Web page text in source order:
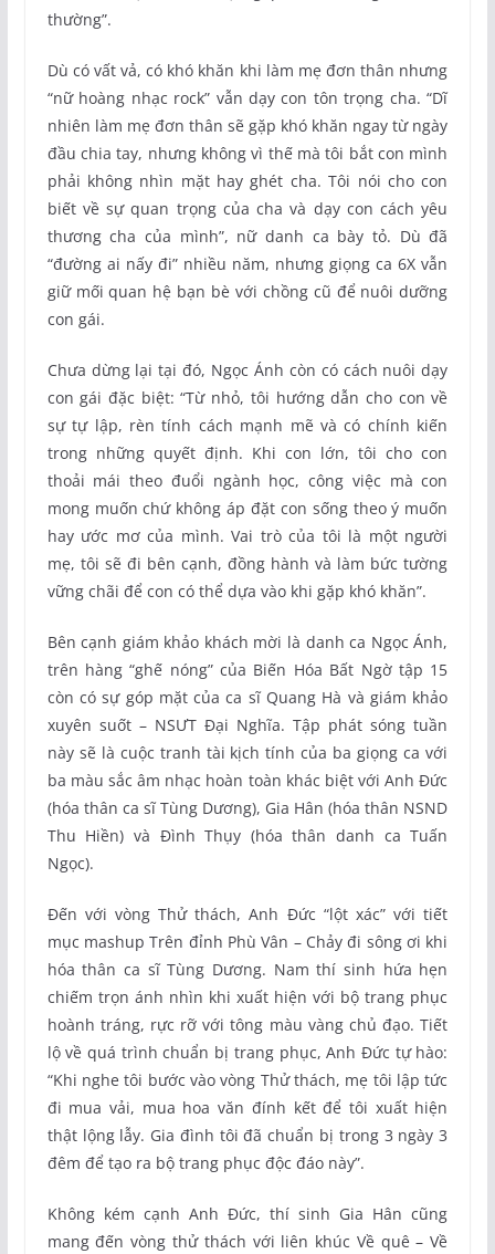
thường”.
Dù có vất vả, có khó khăn khi làm mẹ đơn thân nhưng
“nữ hoàng nhạc rock” vẫn dạy con tôn trọng cha. “Dĩ
nhiên làm mẹ đơn thân sẽ gặp khó khăn ngay từ ngày
đầu chia tay, nhưng không vì thế mà tôi bắt con mình
phải không nhìn mặt hay ghét cha. Tôi nói cho con
biết về sự quan trọng của cha và dạy con cách yêu
thương cha của mình”, nữ danh ca bày tỏ. Dù đã
“đường ai nấy đi” nhiều năm, nhưng giọng ca 6X vẫn
giữ mối quan hệ bạn bè với chồng cũ để nuôi dưỡng
con gái.
Chưa dừng lại tại đó, Ngọc Ánh còn có cách nuôi dạy
con gái đặc biệt: “Từ nhỏ, tôi hướng dẫn cho con về
sự tự lập, rèn tính cách mạnh mẽ và có chính kiến
trong những quyết định. Khi con lớn, tôi cho con
thoải mái theo đuổi ngành học, công việc mà con
mong muốn chứ không áp đặt con sống theo ý muốn
hay ước mơ của mình. Vai trò của tôi là một người
mẹ, tôi sẽ đi bên cạnh, đồng hành và làm bức tường
vững chãi để con có thể dựa vào khi gặp khó khăn”.
Bên cạnh giám khảo khách mời là danh ca Ngọc Ánh,
trên hàng “ghế nóng” của Biến Hóa Bất Ngờ tập 15
còn có sự góp mặt của ca sĩ Quang Hà và giám khảo
xuyên suốt – NSƯT Đại Nghĩa. Tập phát sóng tuần
này sẽ là cuộc tranh tài kịch tính của ba giọng ca với
ba màu sắc âm nhạc hoàn toàn khác biệt với Anh Đức
(hóa thân ca sĩ Tùng Dương), Gia Hân (hóa thân NSND
Thu Hiền) và Đình Thụy (hóa thân danh ca Tuấn
Ngọc).
Đến với vòng Thử thách, Anh Đức “lột xác” với tiết
mục mashup Trên đỉnh Phù Vân – Chảy đi sông ơi khi
hóa thân ca sĩ Tùng Dương. Nam thí sinh hứa hẹn
chiếm trọn ánh nhìn khi xuất hiện với bộ trang phục
hoành tráng, rực rỡ với tông màu vàng chủ đạo. Tiết
lộ về quá trình chuẩn bị trang phục, Anh Đức tự hào:
“Khi nghe tôi bước vào vòng Thử thách, mẹ tôi lập tức
đi mua vải, mua hoa văn đính kết để tôi xuất hiện
thật lộng lẫy. Gia đình tôi đã chuẩn bị trong 3 ngày 3
đêm để tạo ra bộ trang phục độc đáo này”.
Không kém cạnh Anh Đức, thí sinh Gia Hân cũng
mang đến vòng thử thách với liên khúc Về quê – Về